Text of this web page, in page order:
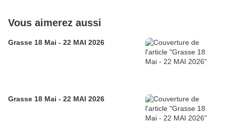
Vous aimerez aussi
Grasse 18 Mai - 22 MAI 2026
Grasse 18 Mai - 22 MAI 2026